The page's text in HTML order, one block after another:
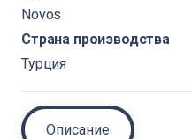
Novos
Страна производства
Турция
Описание